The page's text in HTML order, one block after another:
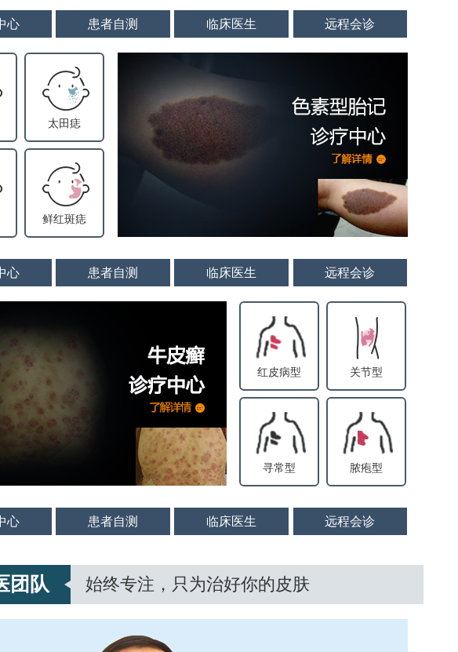
心 患者自测 临床医生 远程会诊
太田痣
鲜红斑痣
心 患者自测 临床医生 远程会诊
红皮病型 关节型
寻常型 脓疱型
心 患者自测 临床医生 远程会诊
团队 始终专注，只为治好你的皮肤